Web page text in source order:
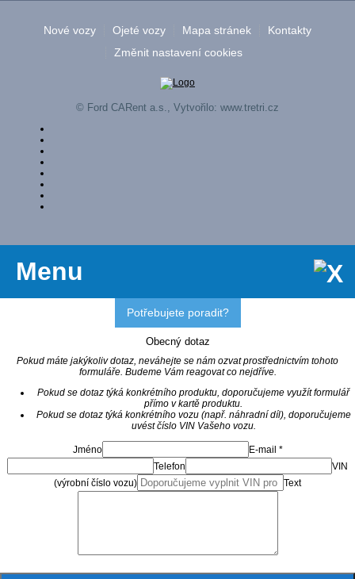
Nové vozy Ojeté vozy Mapa stránek
Kontakty
Změnit nastavení cookies
© Ford CARent a.s., Vytvořilo: www.tretri.cz
Menu
Potřebujete poradit?
Obecný dotaz
Pokud máte jakýkoliv dotaz, neváhejte se nám ozvat prostřednictvím tohoto
formuláře. Budeme Vám reagovat co nejdříve.
Pokud se dotaz týká konkrétního produktu, doporučujeme využít formulář
přímo v kartě produktu.
Pokud se dotaz týká konkrétního vozu (např. náhradní díl), doporučujeme
uvést číslo VIN Vašeho vozu.
Jméno
E-mail *
Telefon
VIN
(výrobní číslo vozu)
Text